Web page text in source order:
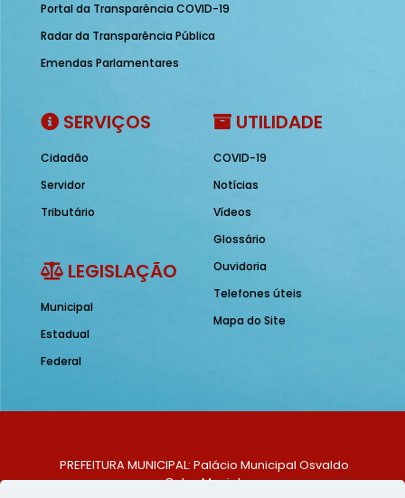
Portal da Transparência COVID-19
Radar da Transparência Pública
Emendas Parlamentares
SERVIÇOS
Cidadão
Servidor
Tributário
LEGISLAÇÃO
Municipal
Estadual
Federal
UTILIDADE
COVID-19
Notícias
Vídeos
Glossário
Ouvidoria
Telefones úteis
Mapa do Site
PREFEITURA MUNICIPAL: Palácio Municipal Osvaldo
Celso Maciel